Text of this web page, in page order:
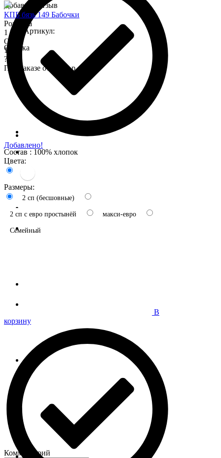
Добавлено!
Состав : 100% хлопок
Цвета:
Размеры:
2 сп (бесшовные)
2 сп с евро простынёй макси-евро
Семейный
В
корзину
КПБ бязь 149 Бабочки
Розница
1 575
Опт
1 345
?
При заказе от 7 000 р.
Добавить отзыв
Артикул:
Оценка
Комментарий